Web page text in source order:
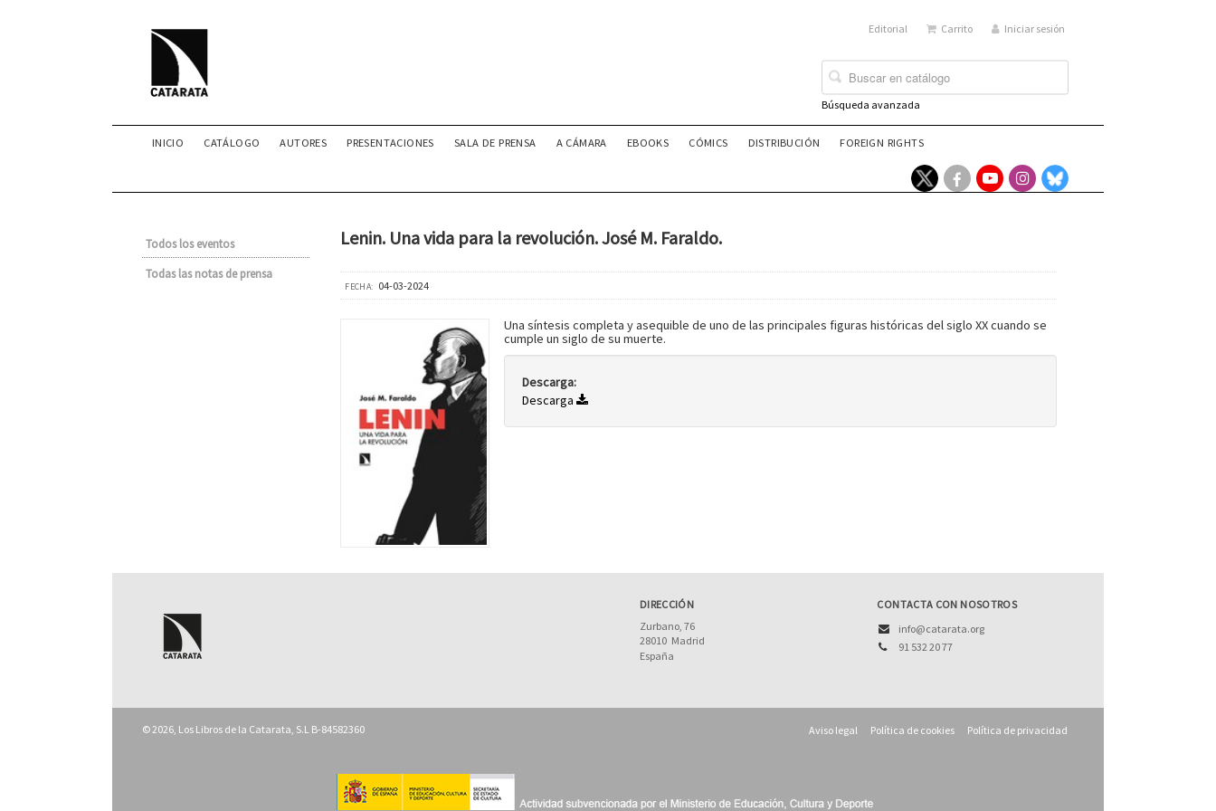
Editorial Carrito Iniciar sesión
Búsqueda avanzada
INICIO CATÁLOGO AUTORES PRESENTACIONES SALA DE PRENSA A CÁMARA EBOOKS CÓMICS DISTRIBUCIÓN FOREIGN RIGHTS
Todos los eventos
Todas las notas de prensa
Lenin. Una vida para la revolución. José M. Faraldo.
FECHA: 04-03-2024
Una síntesis completa y asequible de uno de las principales figuras históricas del siglo XX cuando se
cumple un siglo de su muerte.
Descarga:
Descarga
DIRECCIÓN
Zurbano, 76
28010 Madrid
España
CONTACTA CON NOSOTROS
info@catarata.org
91 532 20 77
© 2026, Los Libros de la Catarata, S.L B-84582360 Aviso legal Política de cookies Política de privacidad